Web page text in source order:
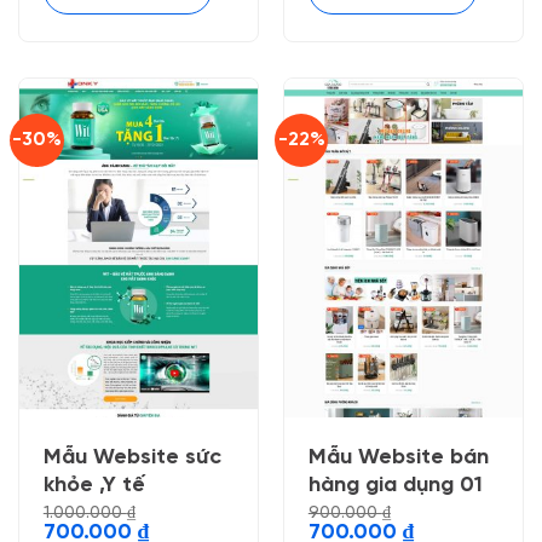
-30%
Mẫu Website sức
khỏe ,Y tế
1.000.000₫
Giá
700.000 ₫Giá
-22%
Mẫu Website bán
hàng gia dụng 01
900.000₫
Giá
700.000 ₫Giá